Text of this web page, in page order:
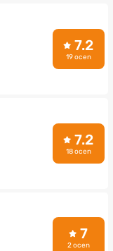
7.2
19 ocen
7.2
18 ocen
7
2 ocen